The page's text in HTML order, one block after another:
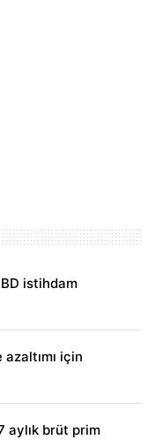
istihdam
için
aylık brüt prim